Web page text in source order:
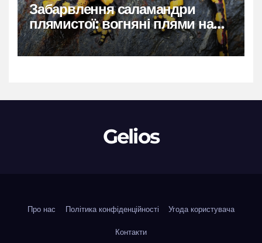
Забарвлення саламандри
плямистої: вогняні плями на
чорному тлі
Gelios
Про нас Політика конфіденційності Угода користувача
Контакти